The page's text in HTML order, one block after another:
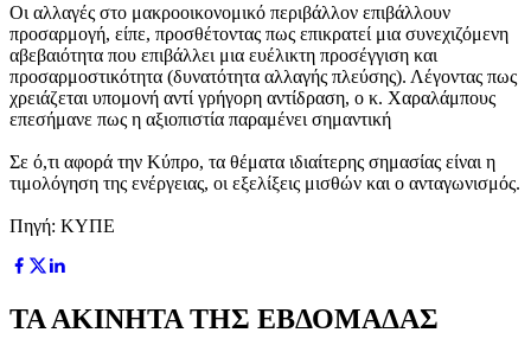
Οι αλλαγές στο μακροοικονομικό περιβάλλον επιβάλλουν
προσαρμογή, είπε, προσθέτοντας πως επικρατεί μια συνεχιζόμενη
αβεβαιότητα που επιβάλλει μια ευέλικτη προσέγγιση και
προσαρμοστικότητα (δυνατότητα αλλαγής πλεύσης). Λέγοντας πως
χρειάζεται υπομονή αντί γρήγορη αντίδραση, ο κ. Χαραλάμπους
επεσήμανε πως η αξιοπιστία παραμένει σημαντική
Σε ό,τι αφορά την Κύπρο, τα θέματα ιδιαίτερης σημασίας είναι η
τιμολόγηση της ενέργειας, οι εξελίξεις μισθών και ο ανταγωνισμός.
Πηγή: ΚΥΠΕ
ΤΑ ΑΚΙΝΗΤΑ ΤΗΣ ΕΒΔΟΜΑΔΑΣ